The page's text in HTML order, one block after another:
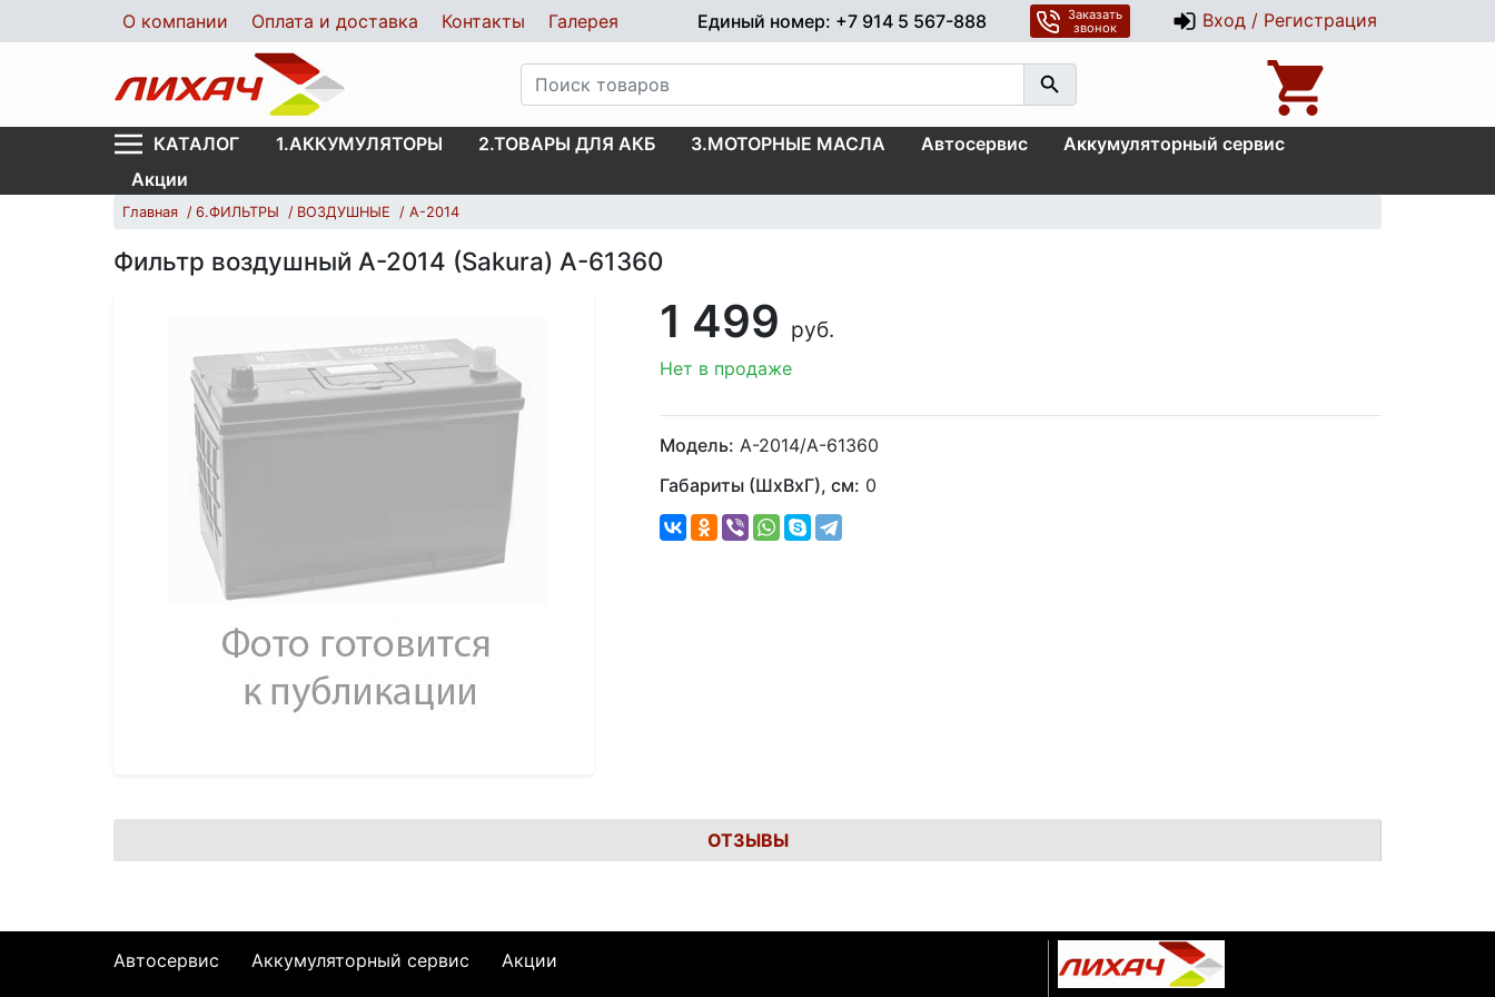
О компании Оплата и доставка Контакты Галерея Единый номер: +7 914 5 567-888
Заказать
звонок
Вход / Регистрация
КАТАЛОГ 1.АККУМУЛЯТОРЫ 2.ТОВАРЫ ДЛЯ АКБ 3.МОТОРНЫЕ МАСЛА Автосервис
Аккумуляторный сервис
Акции
Главная 6.ФИЛЬТРЫ ВОЗДУШНЫЕ A-2014
Фильтр воздушный А-2014 (Sakura) A-61360
1 499 руб.
Нет в продаже
Модель: А-2014/A-61360
Габариты (ШхВхГ), см: 0
ОТЗЫВЫ
Автосервис Аккумуляторный сервис Акции